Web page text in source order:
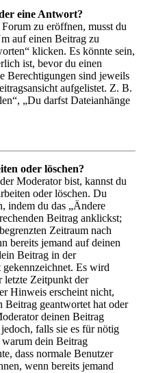
eine Antwort?
zu eröffnen, musst du
auf einen Beitrag zu
klicken. Es könnte sein,
ist, bevor du einen
Berechtigungen sind jeweils
aufgelistet. Z. B.
„Du darfst Dateianhänge
oder löschen?
Moderator bist, kannst du
oder löschen. Du
indem du das „Ändere
Beitrag anklickst;
Zeitraum nach
bereits jemand auf deinen
Beitrag in der
gekennzeichnet. Es wird
letzte Zeitpunkt der
Hinweis erscheint nicht,
Beitrag geantwortet hat oder
deinen Beitrag
falls sie es für nötig
dein Beitrag
dass normale Benutzer
wenn bereits jemand